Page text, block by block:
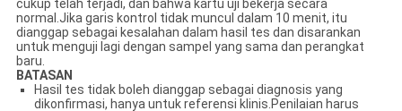
cukup telah terjadi, dan bahwa kartu uji bekerja secara
normal.Jika garis kontrol tidak muncul dalam 10 menit, itu
dianggap sebagai kesalahan dalam hasil tes dan disarankan
untuk menguji lagi dengan sampel yang sama dan perangkat
baru.
BATASAN
Hasil tes tidak boleh dianggap sebagai diagnosis yang
dikonfirmasi, hanya untuk referensi klinis.Penilaian harus